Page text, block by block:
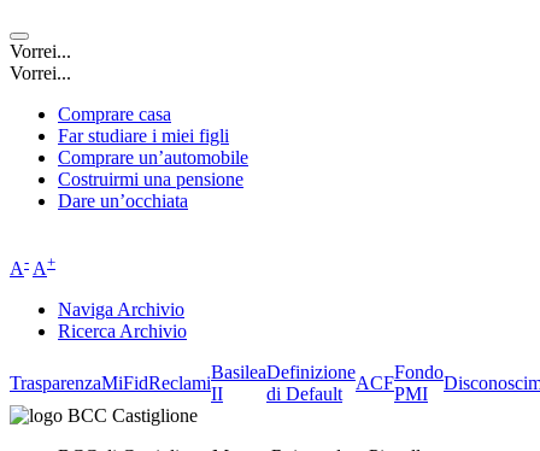
Vorrei...
Vorrei...
Comprare casa
Far studiare i miei figli
Comprare un’automobile
Costruirmi una pensione
Dare un’occhiata
A- A+
Naviga Archivio
Ricerca Archivio
TrasparenzaMiFidReclami
Basilea
II
Definizione
di Default
ACF
Fondo
PMI